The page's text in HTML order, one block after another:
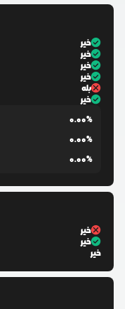
خیر
خیر
خیر
خیر
بله
خیر
0.00%
0.00%
0.00%
خیر
خیر
خیر